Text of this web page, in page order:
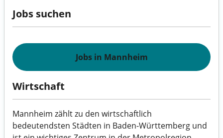
Jobs suchen
Jobs in Mannheim
Wirtschaft
Mannheim zählt zu den wirtschaftlich
bedeutendsten Städten in Baden-Württemberg und